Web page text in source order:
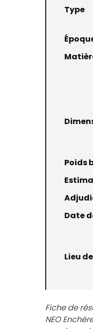
Type
Poids
Date
Lieu
Fiche de
NEO